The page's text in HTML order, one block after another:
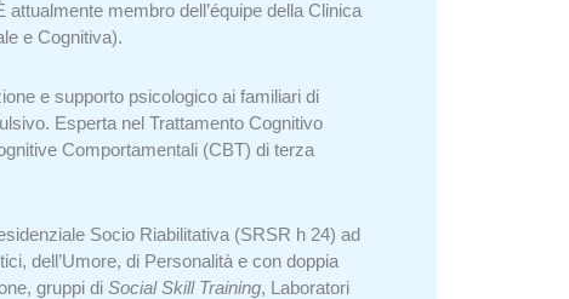
membro dell’équipe della Clinica
e Cognitiva).
e supporto psicologico ai familiari di
Esperta nel Trattamento Cognitivo
Comportamentali (CBT) di terza
Socio Riabilitativa (SRSR h 24) ad
dell’Umore, di Personalità e con doppia
gruppi di Social Skill Training, Laboratori